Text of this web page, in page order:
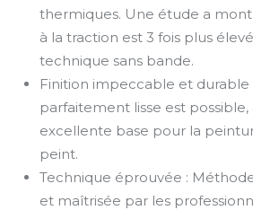
thermiques. Une étude a
à la traction est 3 fois plus
technique sans bande.
Finition impeccable et durable
parfaitement lisse est possible,
excellente base pour la
peint.
Technique éprouvée :
et maîtrisée par les